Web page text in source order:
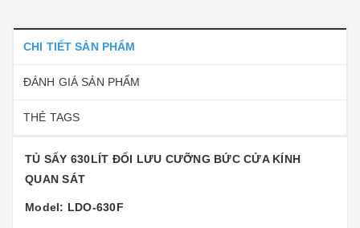
CHI TIẾT SẢN PHẨM
ĐÁNH GIÁ SẢN PHẨM
THẺ TAGS
TỦ SẤY 630LÍT ĐỐI LƯU CƯỠNG BỨC CỬA KÍNH
QUAN SÁT
Model: LDO-630F